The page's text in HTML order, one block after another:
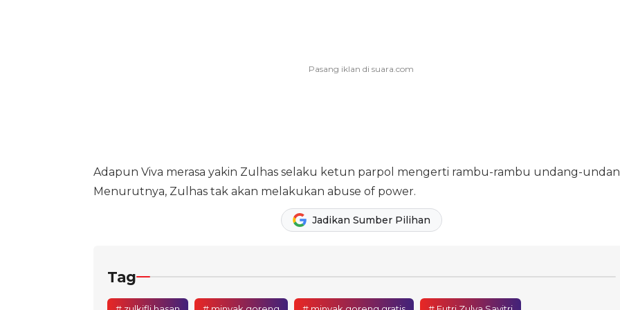
Adapun Viva merasa yakin Zulhas selaku ketun parpol mengerti rambu-rambu undang-
Menurutnya, Zulhas tak akan melakukan abuse of power.
Jadikan Sumber Pilihan
Tag